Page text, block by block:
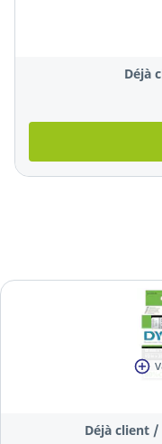
Déjà
Déjà client